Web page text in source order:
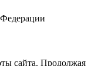
сайта. Продолжая